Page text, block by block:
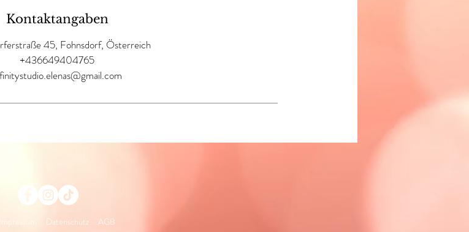
Kontaktangaben
45, Fohnsdorf, Österreich
+436649404765
Impressum Datenschutz AGB